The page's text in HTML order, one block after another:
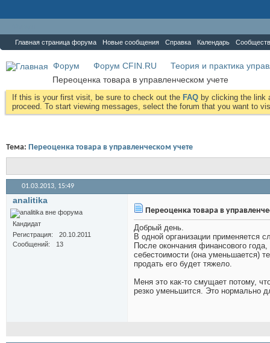
Главная страница форума Новые сообщения Справка Календарь
Форум Форум CFIN.RU
Теория и практика
Переоценка товара в управленческом учете
If this is your first visit, be sure to check out the FAQ by clicking the link
proceed. To start viewing messages, select the forum that you want to
Тема: Переоценка товара в управленческом учете
01.03.2013, 15:49
analitika
Кандидат
Регистрация
20.10.2011
Сообщений
13
Переоценка товара в
Добрый день.
В одной организации применяется
После окончания финансового
себестоимости (она уменьшается)
продать его будет тяжело.
Меня это как-то смущает потому,
резко уменьшится. Это нормально